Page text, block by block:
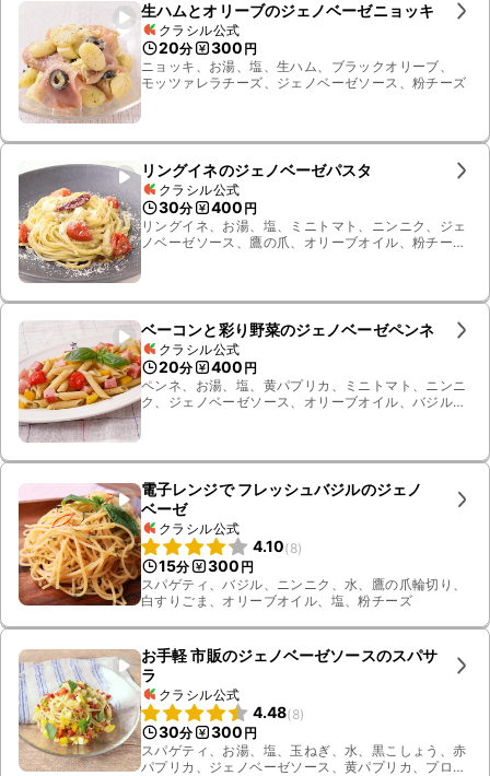
生ハムとオリーブのジェノベーゼニョッキ
クラシル公式
20分 300 円
ニョッキ、お湯、塩、生ハム、ブラックオリーブ、
モッツァレラチーズ、ジェノベーゼソース、粉チーズ
リングイネのジェノベーゼパスタ
クラシル公式
30分 400 円
リングイネ、お湯、塩、ミニトマト、ニンニク、ジェ
ノベーゼソース、鷹の爪、オリーブオイル、粉チー
ベーコンと彩り野菜のジェノベーゼペンネ
クラシル公式
20分 400 円
ペンネ、お湯、塩、黄パプリカ、ミニトマト、ニンニ
ク、ジェノベーゼソース、オリーブオイル、バジル、
電子レンジで フレッシュバジルのジェノ
ベーゼ
クラシル公式
4.10(8)
15分 300 円
スパゲティ、バジル、ニンニク、水、鷹の爪輪切り、
白すりごま、オリーブオイル、塩、粉チーズ
お手軽 市販のジェノベーゼソースのスパサ
ラ
クラシル公式
4.48(8)
30分 300 円
スパゲティ、お湯、塩、玉ねぎ、水、黒こしょう、赤
パプリカ、ジェノベーゼソース、黄パプリカ、プロセ